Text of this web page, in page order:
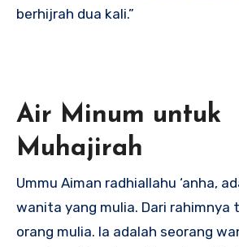
berhijrah dua kali.”
Air Minum untuk
Muhajirah
Ummu Aiman radhiallahu ‘anha,
wanita yang mulia. Dari rahimnya
orang mulia. Ia adalah seorang